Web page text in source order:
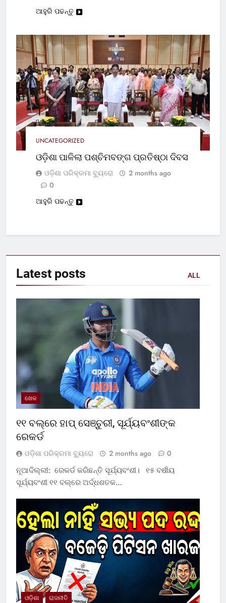
ଆହୁରି ପଢନ୍ତୁ
UNCATEGORIZED
ଓଡ଼ିଶା ପାଳିଲା ପଶ୍ଚିମବଙ୍ଗ ପ୍ରତିଷ୍ଠା ଦିବସ
ଓଡ଼ିଶା ପରିକ୍ରମା ବ୍ୟୁରୋ
2 months ago
0
ଆହୁରି ପଢନ୍ତୁ
Latest posts ALL
ଖେଳ
୧୧ ବଲ୍‌ରେ ହାପ୍ ସେଞ୍ଚୁରୀ, ସୂର୍ଯ୍ୟବଂଶୀଙ୍କ
ରେକର୍ଡ
ଓଡ଼ିଶା ପରିକ୍ରମା ବ୍ୟୁରୋ 2 months ago 0
ନୂଆଦିଲ୍ଲୀ: ରେକର୍ଡ କରିଛନ୍ତି ସୂର୍ଯ୍ୟବଂଶୀ। ୧୫ ବର୍ଷୀୟ
ସୂର୍ଯ୍ୟବଂଶୀ ୧୧ ବଲ୍‌ରେ ଅର୍ଦ୍ଧଶତକ…
ଓଡ଼ିଶା ରାଜନୀତି